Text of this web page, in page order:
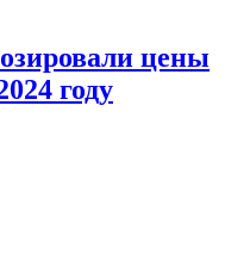
цены
году